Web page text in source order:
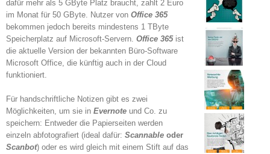
dafür mehr als 5 GByte Platz braucht, zahlt 2 Euro
im Monat für 50 GByte. Nutzer von Office 365
bekommen jedoch bereits mindestens 1 TByte
Speicherplatz auf Microsoft-Servern. Office 365ist
die aktuelle Version der bekannten Büro-Software
Microsoft Office, die künftig auch in der Cloud
funktioniert.
Für handschriftliche Notizen gibt es zwei
Möglichkeiten, um sie in Evernote und Co. zu
speichern: Entweder die Papierseiten werden
einzeln abfotografiert (ideal dafür: Scannable oder
Scanbot) oder es wird gleich mit einem Stift auf das